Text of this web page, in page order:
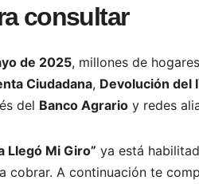
consultar
de 2025, millones de
Ciudadana, Devolución del
del Banco Agrario y redes
Llegó Mi Giro” ya está
cobrar. A continuación te